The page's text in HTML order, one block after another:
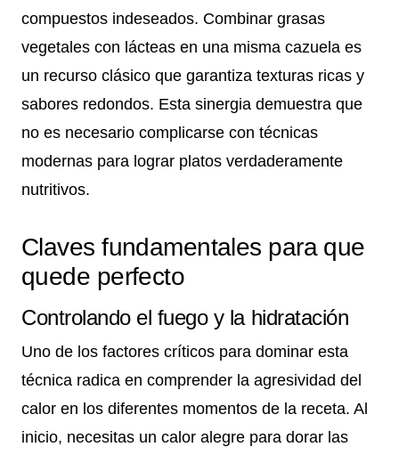
compuestos indeseados. Combinar grasas
vegetales con lácteas en una misma cazuela es
un recurso clásico que garantiza texturas ricas y
sabores redondos. Esta sinergia demuestra que
no es necesario complicarse con técnicas
modernas para lograr platos verdaderamente
nutritivos.
Claves fundamentales para que
quede perfecto
Controlando el fuego y la hidratación
Uno de los factores críticos para dominar esta
técnica radica en comprender la agresividad del
calor en los diferentes momentos de la receta. Al
inicio, necesitas un calor alegre para dorar las